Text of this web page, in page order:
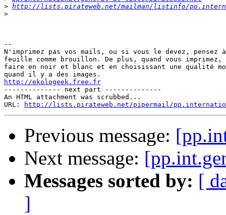
> http://lists.pirateweb.net/mailman/listinfo/
>
--
N'imprimez pas vos mails, ou si vous le devez,
feuille comme brouillon. De plus, quand vous
faire en noir et blanc et en choisissant une qualité
http://ekologeek.free.fr
-------------- next part --------------
An HTML attachment was scrubbed...
URL:
http://lists.pirateweb.net/pipermail/
Previous message:
Next message:
Messages sorted by: [
]